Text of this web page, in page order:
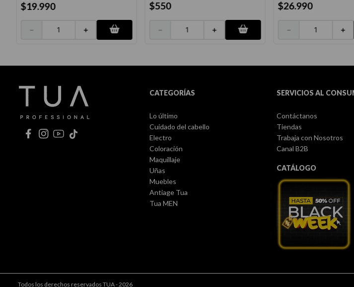
$19.990
＋
－
$550
＋
－
$26.990
＋
－
CATEGORÍAS
Lo último
Cuidado del cabello
Electro
Coloración
Maquillaje
Uñas
Muebles
Antiage Tua
Tua MEN
SERVICIOS AL
Contáctanos
Tiendas
Trabaja con Nosotros
Canal B2B
CATÁLOGO
Todos los derechos reservados TUA - 2026